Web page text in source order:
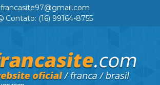
francasite97@gmail.com
Contato: (16) 99164-8755